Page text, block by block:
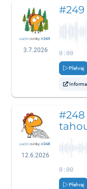
3.7.2026 0:00
Přehraj
12.6.2026
#248
0:00
Přehraj